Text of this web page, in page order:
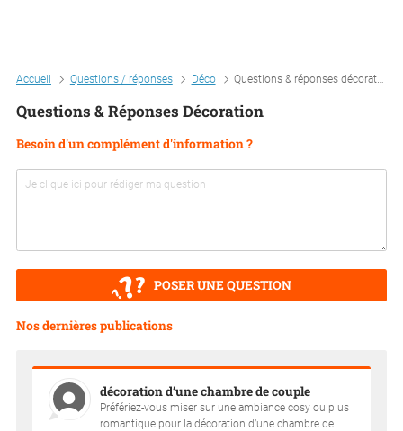
Accueil Questions / réponses Déco Questions & réponses décoration
Questions & Réponses Décoration
Besoin d'un complément d'information ?
POSER UNE QUESTION
Nos dernières publications
décoration d’une chambre de couple
Préfériez-vous miser sur une ambiance cosy ou plus
romantique pour la décoration d’une chambre de